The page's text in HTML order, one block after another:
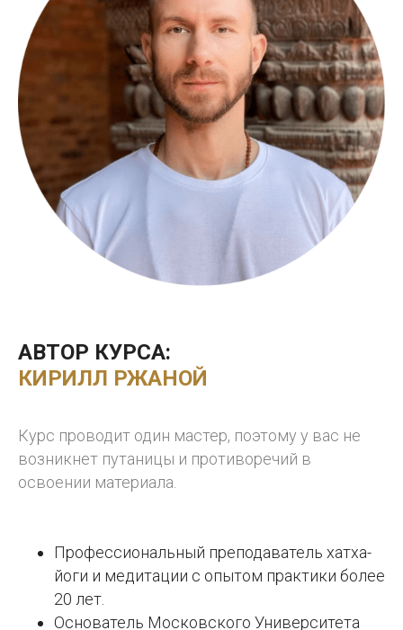
АВТОР КУРСА:
КИРИЛЛ РЖАНОЙ
Курс проводит один мастер, поэтому у вас не
возникнет путаницы и противоречий в
освоении материала.
Профессиональный преподаватель хатха-
йоги и медитации с опытом практики более
20 лет.
Основатель Московского Университета